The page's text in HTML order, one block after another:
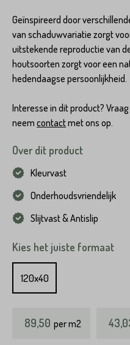
Geïnspireerd door
van schaduwvariatie zorgt
uitstekende reproductie van
houtsoorten zorgt voor een
hedendaagse persoonlijkheid.
Interesse in dit product?
neem contactmet ons op.
Over dit product
Kleurvast
Onderhoudsvriendelijk
Slijtvast & Antislip
Kies het juiste formaat
120x40
89,50 perm2